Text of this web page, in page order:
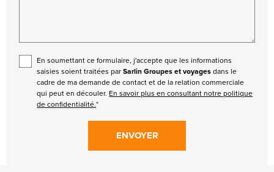
En soumettant ce formulaire, j'accepte que les informations
saisies soient traitées parSarlin Groupes et voyagesdans le
cadre de ma demande de contact et de la relation commerciale
qui peut en découler. En savoir plus en consultant notre politique
de confidentialité.*